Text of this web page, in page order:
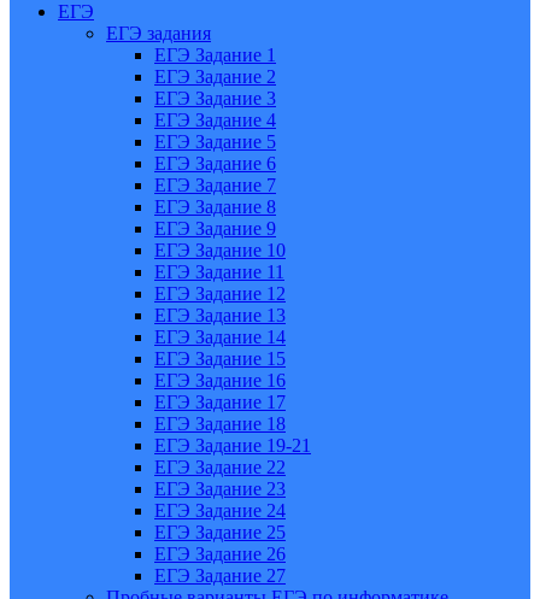
ЕГЭ
ЕГЭ задания
ЕГЭ Задание 1
ЕГЭ Задание 2
ЕГЭ Задание 3
ЕГЭ Задание 4
ЕГЭ Задание 5
ЕГЭ Задание 6
ЕГЭ Задание 7
ЕГЭ Задание 8
ЕГЭ Задание 9
ЕГЭ Задание 10
ЕГЭ Задание 11
ЕГЭ Задание 12
ЕГЭ Задание 13
ЕГЭ Задание 14
ЕГЭ Задание 15
ЕГЭ Задание 16
ЕГЭ Задание 17
ЕГЭ Задание 18
ЕГЭ Задание 19-21
ЕГЭ Задание 22
ЕГЭ Задание 23
ЕГЭ Задание 24
ЕГЭ Задание 25
ЕГЭ Задание 26
ЕГЭ Задание 27